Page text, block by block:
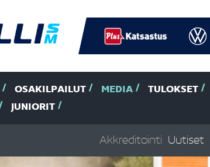
OSAKILPAILUT MEDIA TULOKSET
JUNIORIT
Akkreditointi Uutiset